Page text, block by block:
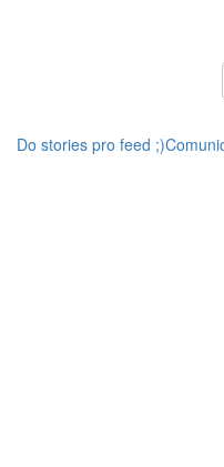
Do stories pro feed